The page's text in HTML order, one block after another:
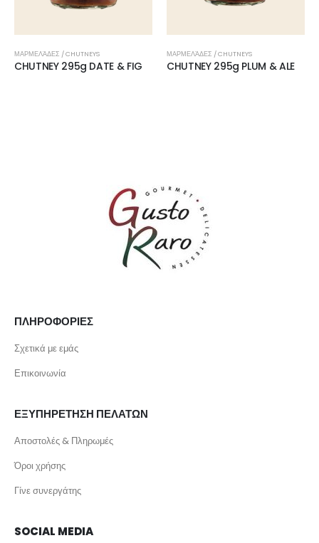
ΜΑΡΜΕΛΆΔΕΣ / CHUTNEYS
CHUTNEY 295g DATE & FIG
ΜΑΡΜΕΛΆΔΕΣ / CHUTNEYS
CHUTNEY 295g PLUM & ALE
ΠΛΗΡΟΦΟΡΙΕΣ
Σχετικά με εμάς
Επικοινωνία
ΕΞΥΠΗΡΕΤΗΣΗ ΠΕΛΑΤΩΝ
Αποστολές & Πληρωμές
Όροι χρήσης
Γίνε συνεργάτης
SOCIAL MEDIA